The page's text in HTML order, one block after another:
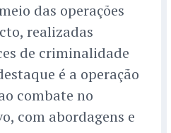
das operações
realizadas
de criminalidade
é a operação
combate no
com abordagens e